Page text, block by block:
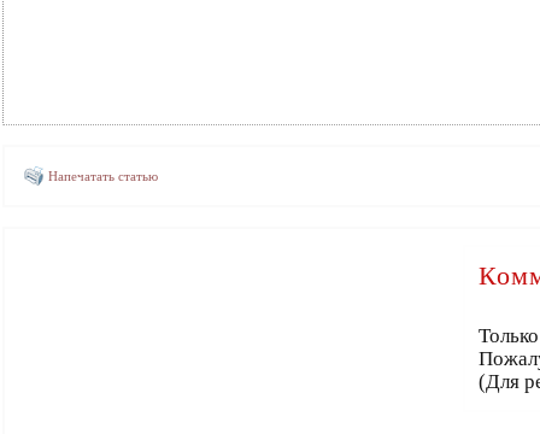
Напечатать статью
(Для